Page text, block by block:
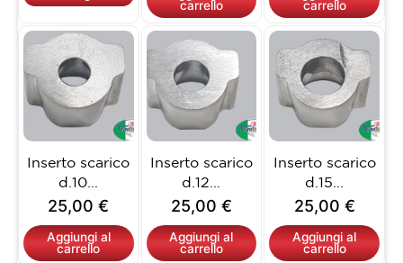
pagina
del
prodotto
carrello
carrello
Inserto scarico
d.10...
25,00€
Aggiungi al
carrello
Inserto scarico
d.12...
25,00 €
Aggiungi al
carrello
Inserto scarico
d.15...
25,00 €
Aggiungi al
carrello